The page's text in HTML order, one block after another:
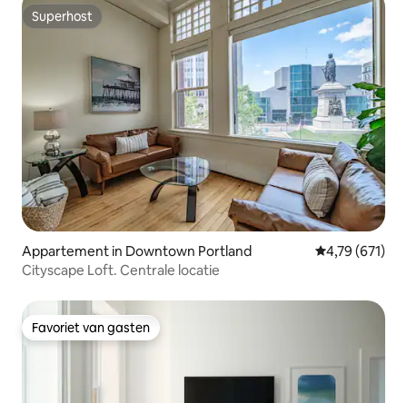
Superhost
Superhost
Appartement in Downtown Portland Gemiddelde
4,79 (671)
Cityscape Loft. Centrale locatie
Favoriet van gasten
Favoriet van gasten